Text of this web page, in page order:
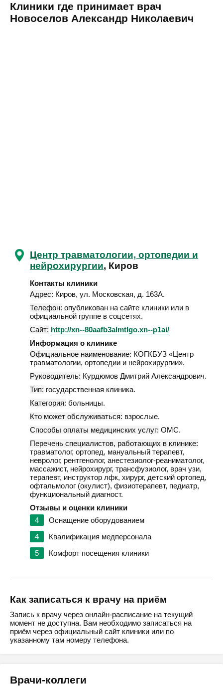
Клиники где принимает врач
Новоселов Александр Николаевич
Центр травматологии, ортопедии и
нейрохирургии, Киров
Контакты клиники
Адрес: Киров, ул. Московская, д. 163А.
Телефон: опубликован на сайте клиники или в
официальной группе в соцсетях.
Сайт: http://xn--80aafb3almtlgo.xn--p1ai/
Информация о клинике
Официальное наименование: КОГКБУЗ «Центр
травматологии, ортопедии и нейрохирургии».
Руководитель: Курдюмов Дмитрий Александрович.
Тип: государственная клиника.
Категория: больницы.
Кто может обслуживаться: взрослые.
Способы оплаты медицинских услуг: ОМС.
Перечень специалистов, работающих в клинике:
травматолог, ортопед, мануальный терапевт,
невролог, рентгенолог, анестезиолог-реаниматолог,
массажист, нейрохирург, трансфузиолог, врач узи,
терапевт, инструктор лфк, хирург, детский ортопед,
офтальмолог (окулист), физиотерапевт, педиатр,
функциональный диагност.
Отзывы и оценки клиники
4
Оснащение оборудованием
4
Квалификация медперсонала
5
Комфорт посещения клиники
Как записаться к врачу на приём
Запись к врачу через онлайн-расписание на текущий
момент не доступна. Вам необходимо записаться на
приём через официальный сайт клиники или по
указанному там номеру телефона.
Врачи-коллеги